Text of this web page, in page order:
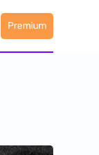
Premium